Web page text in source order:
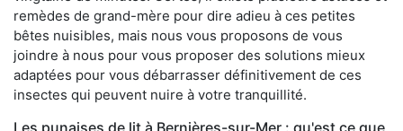
remèdes de grand-mère pour dire adieu à ces petites
bêtes nuisibles, mais nous vous proposons de vous
joindre à nous pour vous proposer des solutions mieux
adaptées pour vous débarrasser définitivement de ces
insectes qui peuvent nuire à votre tranquillité.
Les punaises de lit à Bernières-sur-Mer : qu'est ce que